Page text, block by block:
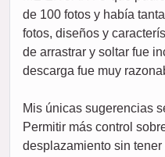
de 100 fotos y había
fotos, diseños y
de arrastrar y soltar fue
descarga fue muy
Mis únicas sugerencias
Permitir más control
desplazamiento sin